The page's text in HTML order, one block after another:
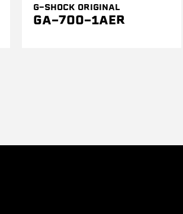
G-SHOCK ORIGINAL
GA-700-1AER